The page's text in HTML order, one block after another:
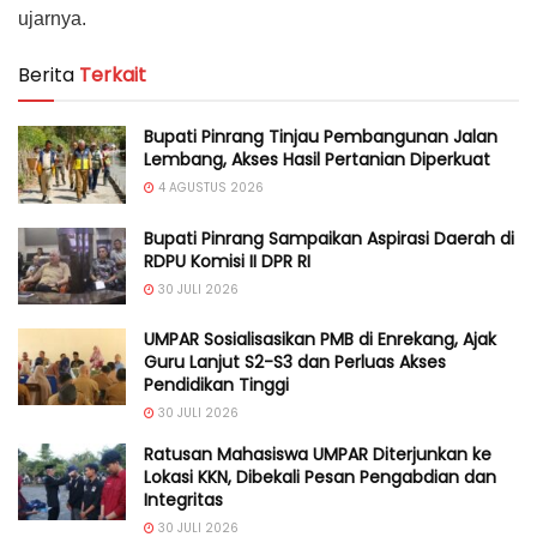
ujarnya.
Berita Terkait
Bupati Pinrang Tinjau Pembangunan Jalan
Lembang, Akses Hasil Pertanian Diperkuat
4 AGUSTUS 2026
Bupati Pinrang Sampaikan Aspirasi Daerah di
RDPU Komisi II DPR RI
30 JULI 2026
UMPAR Sosialisasikan PMB di Enrekang, Ajak
Guru Lanjut S2-S3 dan Perluas Akses
Pendidikan Tinggi
30 JULI 2026
Ratusan Mahasiswa UMPAR Diterjunkan ke
Lokasi KKN, Dibekali Pesan Pengabdian dan
Integritas
30 JULI 2026